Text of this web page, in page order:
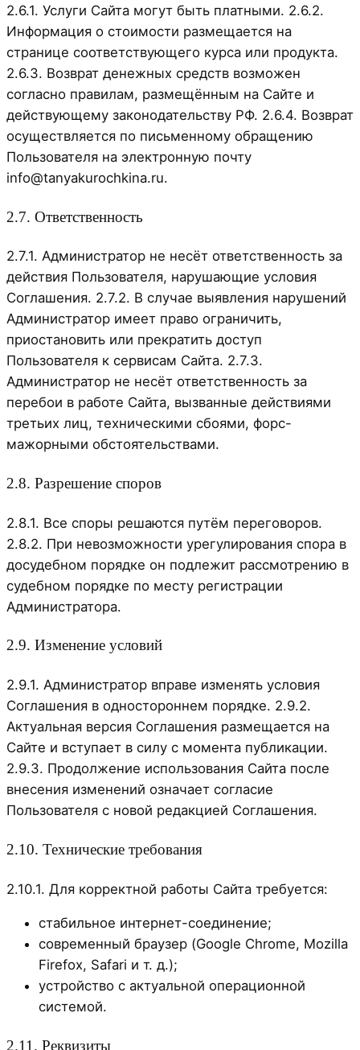
2.6.1. Услуги Сайта могут быть платными. 2.6.2.
Информация о стоимости размещается на
странице соответствующего курса или продукта.
2.6.3. Возврат денежных средств возможен
согласно правилам, размещённым на Сайте и
действующему законодательству РФ. 2.6.4. Возврат
осуществляется по письменному обращению
Пользователя на электронную почту
info@tanyakurochkina.ru.
2.7. Ответственность
2.7.1. Администратор не несёт ответственность за
действия Пользователя, нарушающие условия
Соглашения. 2.7.2. В случае выявления нарушений
Администратор имеет право ограничить,
приостановить или прекратить доступ
Пользователя к сервисам Сайта. 2.7.3.
Администратор не несёт ответственность за
перебои в работе Сайта, вызванные действиями
третьих лиц, техническими сбоями, форс-
мажорными обстоятельствами.
2.8. Разрешение споров
2.8.1. Все споры решаются путём переговоров.
2.8.2. При невозможности урегулирования спора в
досудебном порядке он подлежит рассмотрению в
судебном порядке по месту регистрации
Администратора.
2.9. Изменение условий
2.9.1. Администратор вправе изменять условия
Соглашения в одностороннем порядке. 2.9.2.
Актуальная версия Соглашения размещается на
Сайте и вступает в силу с момента публикации.
2.9.3. Продолжение использования Сайта после
внесения изменений означает согласие
Пользователя с новой редакцией Соглашения.
2.10. Технические требования
2.10.1. Для корректной работы Сайта требуется:
стабильное интернет-соединение;
современный браузер (Google Chrome, Mozilla
Firefox, Safari и т. д.);
устройство с актуальной операционной
системой.
2.11. Реквизиты